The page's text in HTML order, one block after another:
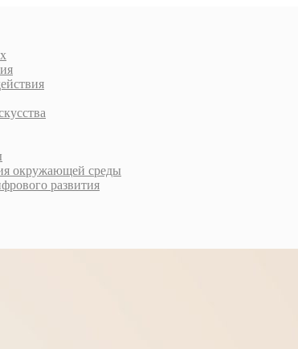
окружающей среды
развития